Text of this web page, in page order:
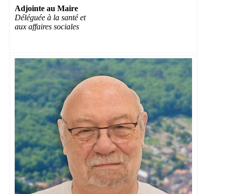
Adjointe au Maire
Déléguée à la santé et
aux affaires sociales